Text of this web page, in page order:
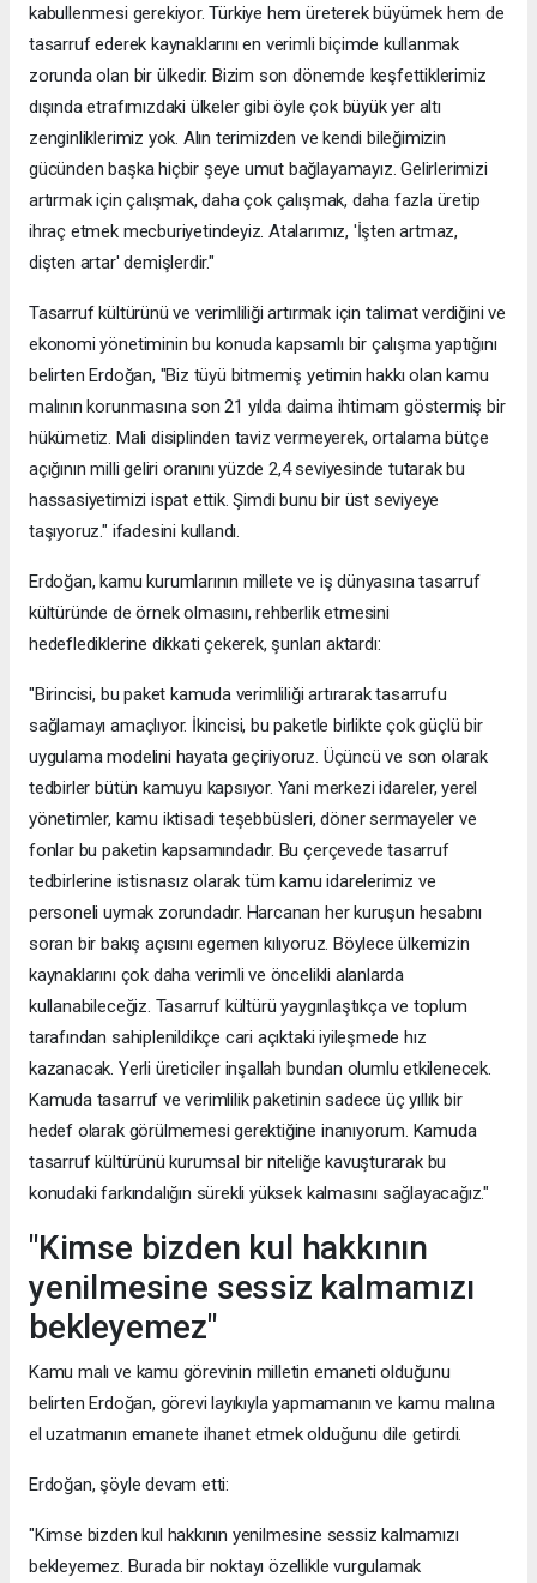
kabullenmesi gerekiyor. Türkiye hem üreterek büyümek hem de
tasarruf ederek kaynaklarını en verimli biçimde kullanmak
zorunda olan bir ülkedir. Bizim son dönemde keşfettiklerimiz
dışında etrafımızdaki ülkeler gibi öyle çok büyük yer altı
zenginliklerimiz yok. Alın terimizden ve kendi bileğimizin
gücünden başka hiçbir şeye umut bağlayamayız. Gelirlerimizi
artırmak için çalışmak, daha çok çalışmak, daha fazla üretip
ihraç etmek mecburiyetindeyiz. Atalarımız, 'İşten artmaz,
dişten artar' demişlerdir."
Tasarruf kültürünü ve verimliliği artırmak için talimat verdiğini ve
ekonomi yönetiminin bu konuda kapsamlı bir çalışma yaptığını
belirten Erdoğan, "Biz tüyü bitmemiş yetimin hakkı olan kamu
malının korunmasına son 21 yılda daima ihtimam göstermiş bir
hükümetiz. Mali disiplinden taviz vermeyerek, ortalama bütçe
açığının milli geliri oranını yüzde 2,4 seviyesinde tutarak bu
hassasiyetimizi ispat ettik. Şimdi bunu bir üst seviyeye
taşıyoruz." ifadesini kullandı.
Erdoğan, kamu kurumlarının millete ve iş dünyasına tasarruf
kültüründe de örnek olmasını, rehberlik etmesini
hedeflediklerine dikkati çekerek, şunları aktardı:
"Birincisi, bu paket kamuda verimliliği artırarak tasarrufu
sağlamayı amaçlıyor. İkincisi, bu paketle birlikte çok güçlü bir
uygulama modelini hayata geçiriyoruz. Üçüncü ve son olarak
tedbirler bütün kamuyu kapsıyor. Yani merkezi idareler, yerel
yönetimler, kamu iktisadi teşebbüsleri, döner sermayeler ve
fonlar bu paketin kapsamındadır. Bu çerçevede tasarruf
tedbirlerine istisnasız olarak tüm kamu idarelerimiz ve
personeli uymak zorundadır. Harcanan her kuruşun hesabını
soran bir bakış açısını egemen kılıyoruz. Böylece ülkemizin
kaynaklarını çok daha verimli ve öncelikli alanlarda
kullanabileceğiz. Tasarruf kültürü yaygınlaştıkça ve toplum
tarafından sahiplenildikçe cari açıktaki iyileşmede hız
kazanacak. Yerli üreticiler inşallah bundan olumlu etkilenecek.
Kamuda tasarruf ve verimlilik paketinin sadece üç yıllık bir
hedef olarak görülmemesi gerektiğine inanıyorum. Kamuda
tasarruf kültürünü kurumsal bir niteliğe kavuşturarak bu
konudaki farkındalığın sürekli yüksek kalmasını sağlayacağız."
"Kimse bizden kul hakkının
yenilmesine sessiz kalmamızı
bekleyemez"
Kamu malı ve kamu görevinin milletin emaneti olduğunu
belirten Erdoğan, görevi layıkıyla yapmamanın ve kamu malına
el uzatmanın emanete ihanet etmek olduğunu dile getirdi.
Erdoğan, şöyle devam etti:
"Kimse bizden kul hakkının yenilmesine sessiz kalmamızı
bekleyemez. Burada bir noktayı özellikle vurgulamak